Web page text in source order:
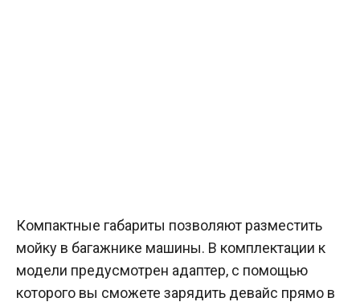
Компактные габариты позволяют разместить
мойку в багажнике машины. В комплектации к
модели предусмотрен адаптер, с помощью
которого вы сможете зарядить девайс прямо в